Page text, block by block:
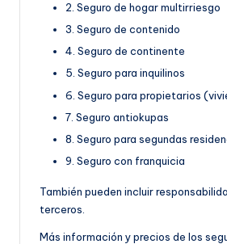
2. Seguro de hogar multirriesgo
3. Seguro de contenido
4. Seguro de continente
5. Seguro para inquilinos
6. Seguro para propietarios
7. Seguro antiokupas
8. Seguro para segundas
9. Seguro con franquicia
También pueden incluir
terceros.
Más información y precios de los